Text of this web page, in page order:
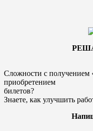
Сложности с
приобретением
билетов?
Знаете, как улучшить